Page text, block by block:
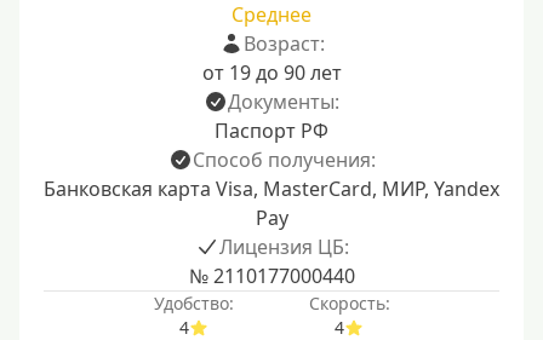
Среднее
Возраст:
от 19 до 90 лет
Документы:
Паспорт РФ
Способ получения:
Банковская карта Visa, MasterCard, МИР, Yandex
Pay
Лицензия ЦБ:
№ 2110177000440
Удобство:
4
Скорость:
4